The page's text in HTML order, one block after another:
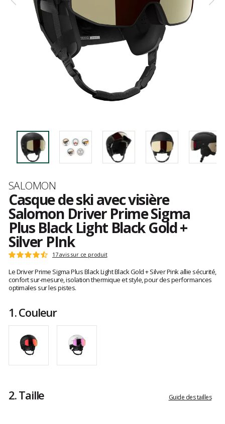
Marque
SALOMON
Casque de ski avec visière
Salomon Driver Prime Sigma
Plus Black Light Black Gold +
Silver PInk
Les
clients
Note
:
4.7
sur
17 avis sur ce produit
Le Driver Prime Sigma Plus Black Light Black Gold + Silver Pink allie sécurité,
confort sur-mesure, isolation thermique et style, pour des performances
optimales sur les pistes.
1.Couleur
2.Taille Guide des tailles